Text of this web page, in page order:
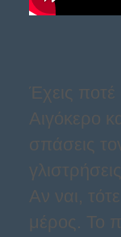
Έχεις ποτέ
Αιγόκερο
σπάσεις
Αν ναι,
μέρος. Το